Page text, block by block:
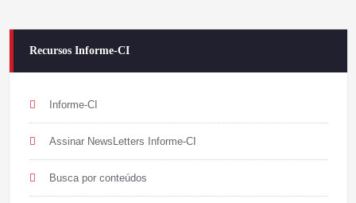
Recursos Informe-CI
Informe-CI
Assinar NewsLetters Informe-CI
Busca por conteúdos